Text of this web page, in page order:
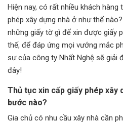
Hiện nay, có rất nhiều khách
phép xây dựng nhà ở như thế
những giấy tờ gì để xin được giấy
thế, để đáp ứng mọi vướng mắc
sư của công ty Nhất Nghệ sẽ giải
đây!
Thủ tục xin cấp giấy phép xây
bước nào?
Gia chủ có nhu cầu xây nhà cần